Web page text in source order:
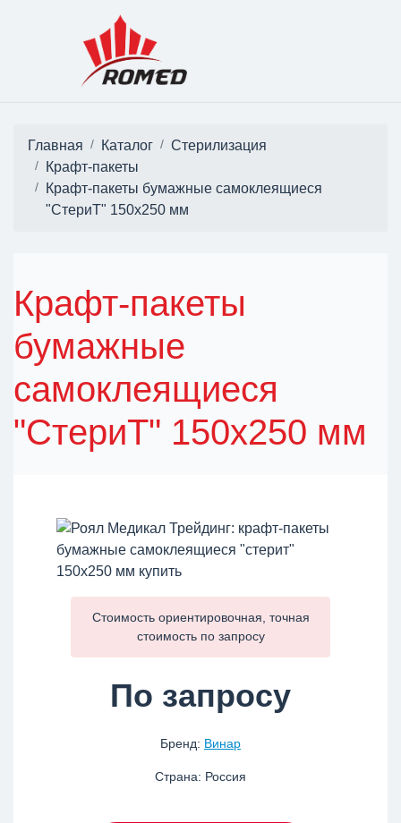
Главная Каталог
Стерилизация
Крафт-пакеты
Крафт-пакеты бумажные самоклеящиеся
"СтериТ" 150x250 мм
Крафт-пакеты
бумажные
самоклеящиеся
"СтериТ" 150x250 мм
Стоимость ориентировочная, точная
стоимость по запросу
По запросу
Бренд: Винар
Страна: Россия